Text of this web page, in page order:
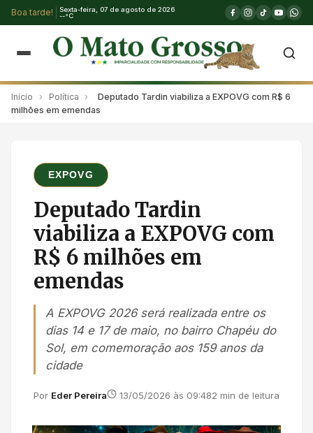
Boa tarde!
Sexta-feira, 07 de agosto de 2026
--°C
Início › Política ›
Deputado Tardin viabiliza a EXPOVG com R$ 6
milhões em emendas
EXPOVG
Deputado Tardin
viabiliza a EXPOVG com
R$ 6 milhões em
emendas
A EXPOVG 2026 será realizada entre os
dias 14 e 17 de maio, no bairro Chapéu do
Sol, em comemoração aos 159 anos da
cidade
Por Eder Pereira 13/05/2026 às 09:482 min de leitura